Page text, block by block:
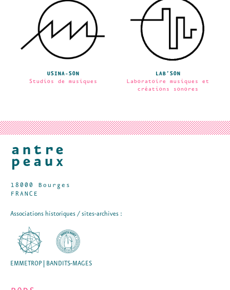
USINA-SON
Studios de musiques
LAB’SON
Laboratoire musiques et
créations sonores
18000 Bourges
FRANCE
Associations historiques / sites-archives :
EMMETROP | BANDITS-MAGES